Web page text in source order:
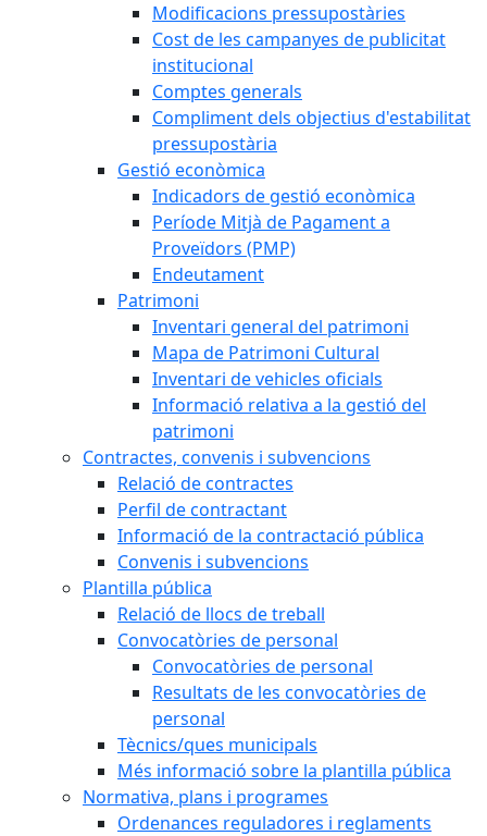
Modificacions pressupostàries
Cost de les campanyes de publicitat
institucional
Comptes generals
Compliment dels objectius d'estabilitat
pressupostària
Gestió econòmica
Indicadors de gestió econòmica
Període Mitjà de Pagament a
Proveïdors (PMP)
Endeutament
Patrimoni
Inventari general del patrimoni
Mapa de Patrimoni Cultural
Inventari de vehicles oficials
Informació relativa a la gestió del
patrimoni
Contractes, convenis i subvencions
Relació de contractes
Perfil de contractant
Informació de la contractació pública
Convenis i subvencions
Plantilla pública
Relació de llocs de treball
Convocatòries de personal
Convocatòries de personal
Resultats de les convocatòries de
personal
Tècnics/ques municipals
Més informació sobre la plantilla pública
Normativa, plans i programes
Ordenances reguladores i reglaments